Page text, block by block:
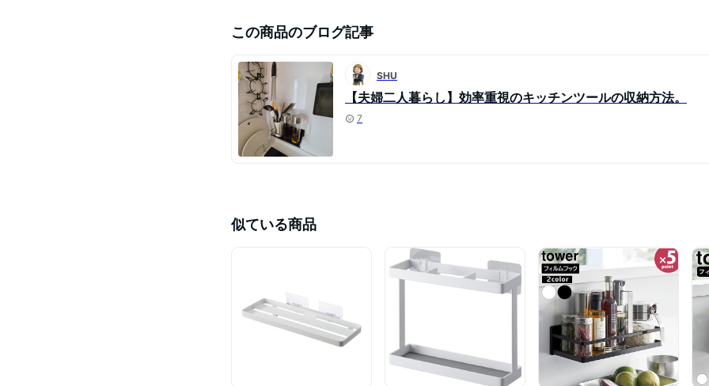
この商品のブログ記事
SHU
【夫婦二人暮らし】効率重視のキッチンツールの収納方法。
7
似ている商品